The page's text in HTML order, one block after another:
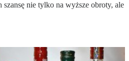
nie tylko na wyższe obroty, ale